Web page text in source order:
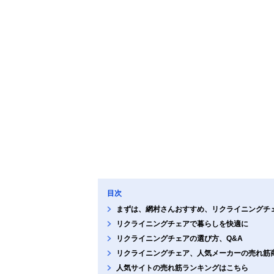
目次
まずは、網村さんおすすめ、リクライニングチ
リクライニングチェアで暮らしを快適に
リクライニングチェアの選び方、Q&A
リクライニングチェア、人気メーカーの売れ筋
人気サイトの売れ筋ランキングはこちら